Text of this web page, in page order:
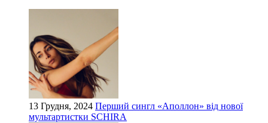
13 Грудня, 2024 Перший сингл «Аполлон» від нової
мультартистки SCHIRA